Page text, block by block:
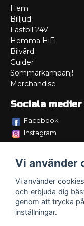
Hem
Billjud
Lastbil 24V
Hemma HiFi
Bilvård
Guider
Sommarkampanj!
Merchandise
Sociala medier
Facebook
Instagram
Vi använder
Vi använder
och erbjuda dig
genom att trycka
inställningar.